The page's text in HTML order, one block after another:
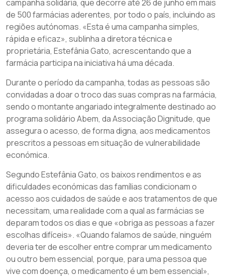
campanha solidária, que decorre até 26 de junho em mais
de 500 farmácias aderentes, por todo o país, incluindo as
regiões autónomas. «Esta é uma campanha simples,
rápida e eficaz», sublinha a diretora técnica e
proprietária, Estefânia Gato, acrescentando que a
farmácia participa na iniciativa há uma década.
Durante o período da campanha, todas as pessoas são
convidadas a doar o troco das suas compras na farmácia,
sendo o montante angariado integralmente destinado ao
programa solidário Abem, da Associação Dignitude, que
assegura o acesso, de forma digna, aos medicamentos
prescritos a pessoas em situação de vulnerabilidade
económica.
Segundo Estefânia Gato, os baixos rendimentos e as
dificuldades económicas das famílias condicionam o
acesso aos cuidados de saúde e aos tratamentos de que
necessitam, uma realidade com a qual as farmácias se
deparam todos os dias e que «obriga as pessoas a fazer
escolhas difíceis». «Quando falamos de saúde, ninguém
deveria ter de escolher entre comprar um medicamento
ou outro bem essencial, porque, para uma pessoa que
vive com doença, o medicamento é um bem essencial»,